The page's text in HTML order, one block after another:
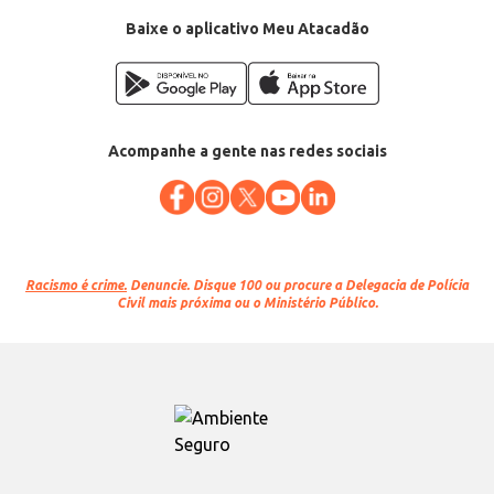
Baixe o aplicativo Meu Atacadão
Acompanhe a gente nas redes sociais
Racismo é crime. Denuncie. Disque 100 ou procure a Delegacia de Polícia
Civil mais próxima ou o Ministério Público.